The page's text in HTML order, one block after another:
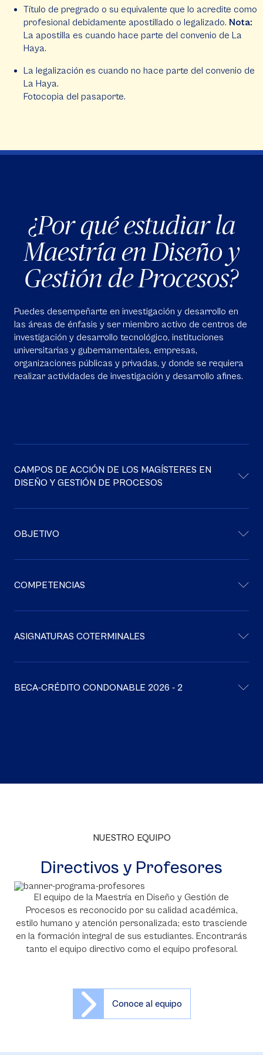
Título de pregrado o su equivalente que lo acredite como
profesional debidamente apostillado o legalizado. Nota:
La apostilla es cuando hace parte del convenio de La
Haya.
La legalización es cuando no hace parte del convenio de
La Haya.
Fotocopia del pasaporte.
¿Por qué estudiar la
Maestría en Diseño y
Gestión de Procesos?
Puedes desempeñarte en investigación y desarrollo en
las áreas de énfasis y ser miembro activo de centros de
investigación y desarrollo tecnológico, instituciones
universitarias y gubernamentales, empresas,
organizaciones públicas y privadas, y donde se requiera
realizar actividades de investigación y desarrollo afines.
CAMPOS DE ACCIÓN DE LOS MAGÍSTERES EN
DISEÑO Y GESTIÓN DE PROCESOS
OBJETIVO
COMPETENCIAS
ASIGNATURAS COTERMINALES
BECA-CRÉDITO CONDONABLE 2026 - 2
NUESTRO EQUIPO
Directivos y Profesores
El equipo de la Maestría en Diseño y Gestión de
Procesos es reconocido por su calidad académica,
estilo humano y atención personalizada; esto trasciende
en la formación integral de sus estudiantes. Encontrarás
tanto el equipo directivo como el equipo profesoral.
Conoce al equipo